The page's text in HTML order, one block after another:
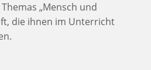
„Mensch und
die ihnen im Unterricht